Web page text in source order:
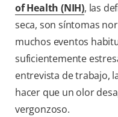
of Health (NIH), las
seca, son síntomas
muchos eventos
suficientemente
entrevista de trabajo,
hacer que un olor
vergonzoso.